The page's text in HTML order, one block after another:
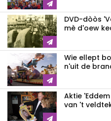
DVD-dòòs
mè d'oew
Wie ellept
n'uit de
Aktie
van 't